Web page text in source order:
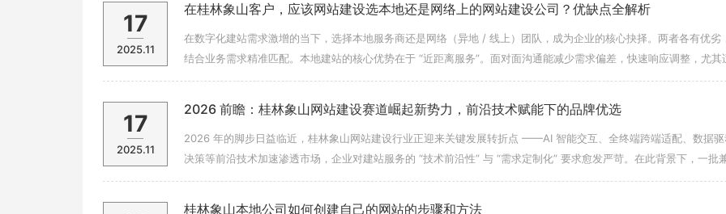
在桂林象山客户，应该网站建设选本地还是网络上的网站建设公司？优缺点全解析
17
2025.11
在数字化建站需求激增的当下，选择本地服务商还是网络（异地 / 线上）团队，成为企业的核心抉择。两者各有优劣
结合业务需求精准匹配。本地建站的核心优势在于 “近距离服务”。面对面沟通能减少需求偏差，快速响应调整，尤其
需频繁对接的项目。本地团队深谙区域市场特性，可融入
2026 前瞻：桂林象山网站建设赛道崛起新势力，前沿技术赋能下的品牌优选
17
2025.11
2026 年的脚步日益临近，桂林象山网站建设行业正迎来关键发展转折点 ——AI 智能交互、全终端跨端适配、数据驱
决策等前沿技术加速渗透市场，企业对建站服务的 “技术前沿性” 与 “需求定制化” 要求愈发严苛。在此背景下，一批
创新魄力与市场洞察力的新兴黑马企业强
桂林象山本地公司如何创建自己的网站的步骤和方法